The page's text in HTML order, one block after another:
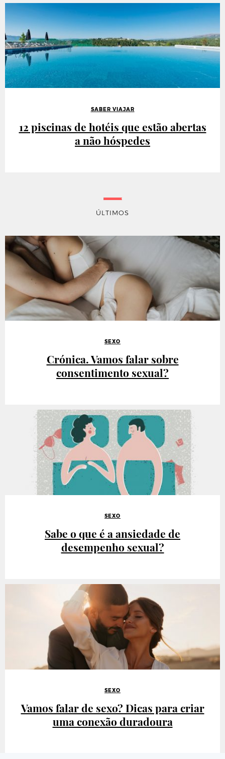
SABER VIAJAR
12 piscinas de hotéis que estão abertas
a não hóspedes
ÚLTIMOS
SEXO
Crónica. Vamos falar sobre
consentimento sexual?
SEXO
Sabe o que é a ansiedade de
desempenho sexual?
SEXO
Vamos falar de sexo? Dicas para criar
uma conexão duradoura